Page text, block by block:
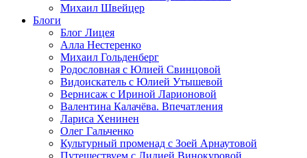
Михаил Швейцер
Блоги
Блог Лицея
Алла Нестеренко
Михаил Гольденберг
Родословная с Юлией Свинцовой
Видоискатель с Юлией Утышевой
Вернисаж с Ириной Ларионовой
Валентина Калачёва. Впечатления
Лариса Хенинен
Олег Гальченко
Культурный променад с Зоей Арнаутовой